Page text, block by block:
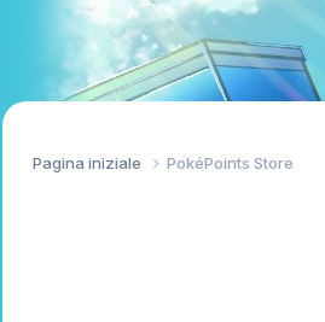
Pagina iniziale PokéPoints Store